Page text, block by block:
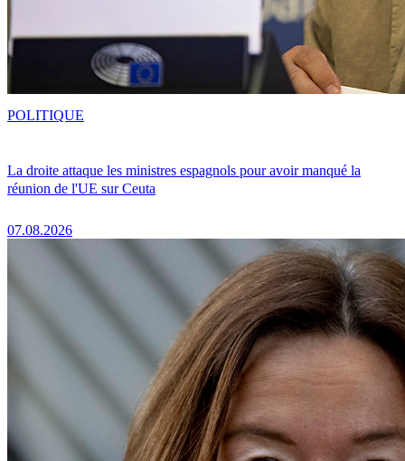
La droite attaque les ministres espagnols pour avoir manqué la
réunion de l'UE sur Ceuta
07.08.2026
POLITIQUE